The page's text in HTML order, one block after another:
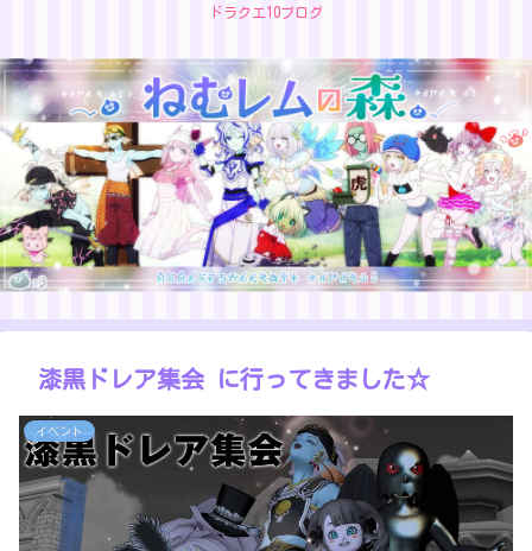
ドラクエ10ブログ
漆黒ドレア集会 に行ってきました☆
イベント